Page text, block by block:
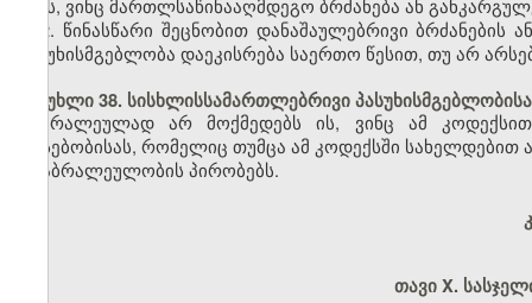
იმას, ვინც მართლსაწინააღმდეგო ბრძანება ან
2. წინასწარი შეცნობით დანაშაულებრივი
პასუხისმგებლობა დაეკისრება საერთო წესით, თუ არ
მუხლი 38. სისხლისსამართლებრივი
ბრალეულად არ მოქმედებს ის, ვინც ამ
არსებობისას, რომელიც თუმცა ამ კოდექსში
არაბრალეულობის პირობებს.
თავი X.